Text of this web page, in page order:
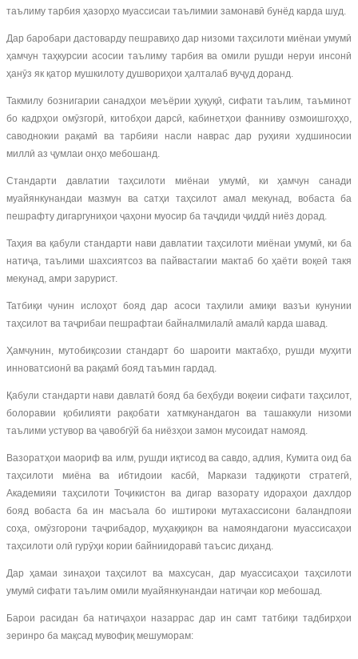
таълиму тарбия ҳазорҳо муассисаи таълимии замонавӣ бунёд карда шуд.
Дар баробари дастоварду пешравиҳо дар низоми таҳсилоти миёнаи умумӣ
ҳамчун таҳкурсии асосии таълиму тарбия ва омили рушди неруи инсонӣ
ҳанӯз як қатор мушкилоту душвориҳои ҳалталаб вуҷуд доранд.
Такмилу бознигарии санадҳои меъёрии ҳуқуқӣ, сифати таълим, таъминот
бо кадрҳои омӯзгорӣ, китобҳои дарсӣ, кабинетҳои фанниву озмоишгоҳҳо,
саводнокии рақамӣ ва тарбияи насли наврас дар руҳияи худшиносии
миллӣ аз ҷумлаи онҳо мебошанд.
Стандарти давлатии таҳсилоти миёнаи умумӣ, ки ҳамчун санади
муайянкунандаи мазмун ва сатҳи таҳсилот амал мекунад, вобаста ба
пешрафту дигаргуниҳои ҷаҳони муосир ба таҷдиди ҷиддӣ ниёз дорад.
Таҳия ва қабули стандарти нави давлатии таҳсилоти миёнаи умумӣ, ки ба
натиҷа, таълими шахсиятсоз ва пайвастагии мактаб бо ҳаёти воқеӣ такя
мекунад, амри зарурист.
Татбиқи чунин ислоҳот бояд дар асоси таҳлили амиқи вазъи кунунии
таҳсилот ва таҷрибаи пешрафтаи байналмилалӣ амалӣ карда шавад.
Ҳамчунин, мутобиқсозии стандарт бо шароити мактабҳо, рушди муҳити
инноватсионӣ ва рақамӣ бояд таъмин гардад.
Қабули стандарти нави давлатӣ бояд ба беҳбуди воқеии сифати таҳсилот,
болоравии қобилияти рақобати хатмкунандагон ва ташаккули низоми
таълими устувор ва ҷавобгӯй ба ниёзҳои замон мусоидат намояд.
Вазоратҳои маориф ва илм, рушди иқтисод ва савдо, адлия, Кумита оид ба
таҳсилоти миёна ва ибтидоии касбӣ, Маркази тадқиқоти стратегӣ,
Академияи таҳсилоти Тоҷикистон ва дигар вазорату идораҳои дахлдор
бояд вобаста ба ин масъала бо иштироки мутахассисони баландпояи
соҳа, омӯзгорони таҷрибадор, муҳаққиқон ва намояндагони муассисаҳои
таҳсилоти олӣ гурӯҳи кории байниидоравӣ таъсис диҳанд.
Дар ҳамаи зинаҳои таҳсилот ва махсусан, дар муассисаҳои таҳсилоти
умумӣ сифати таълим омили муайянкунандаи натиҷаи кор мебошад.
Барои расидан ба натиҷаҳои назаррас дар ин самт татбиқи тадбирҳои
зеринро ба мақсад мувофиқ мешуморам: